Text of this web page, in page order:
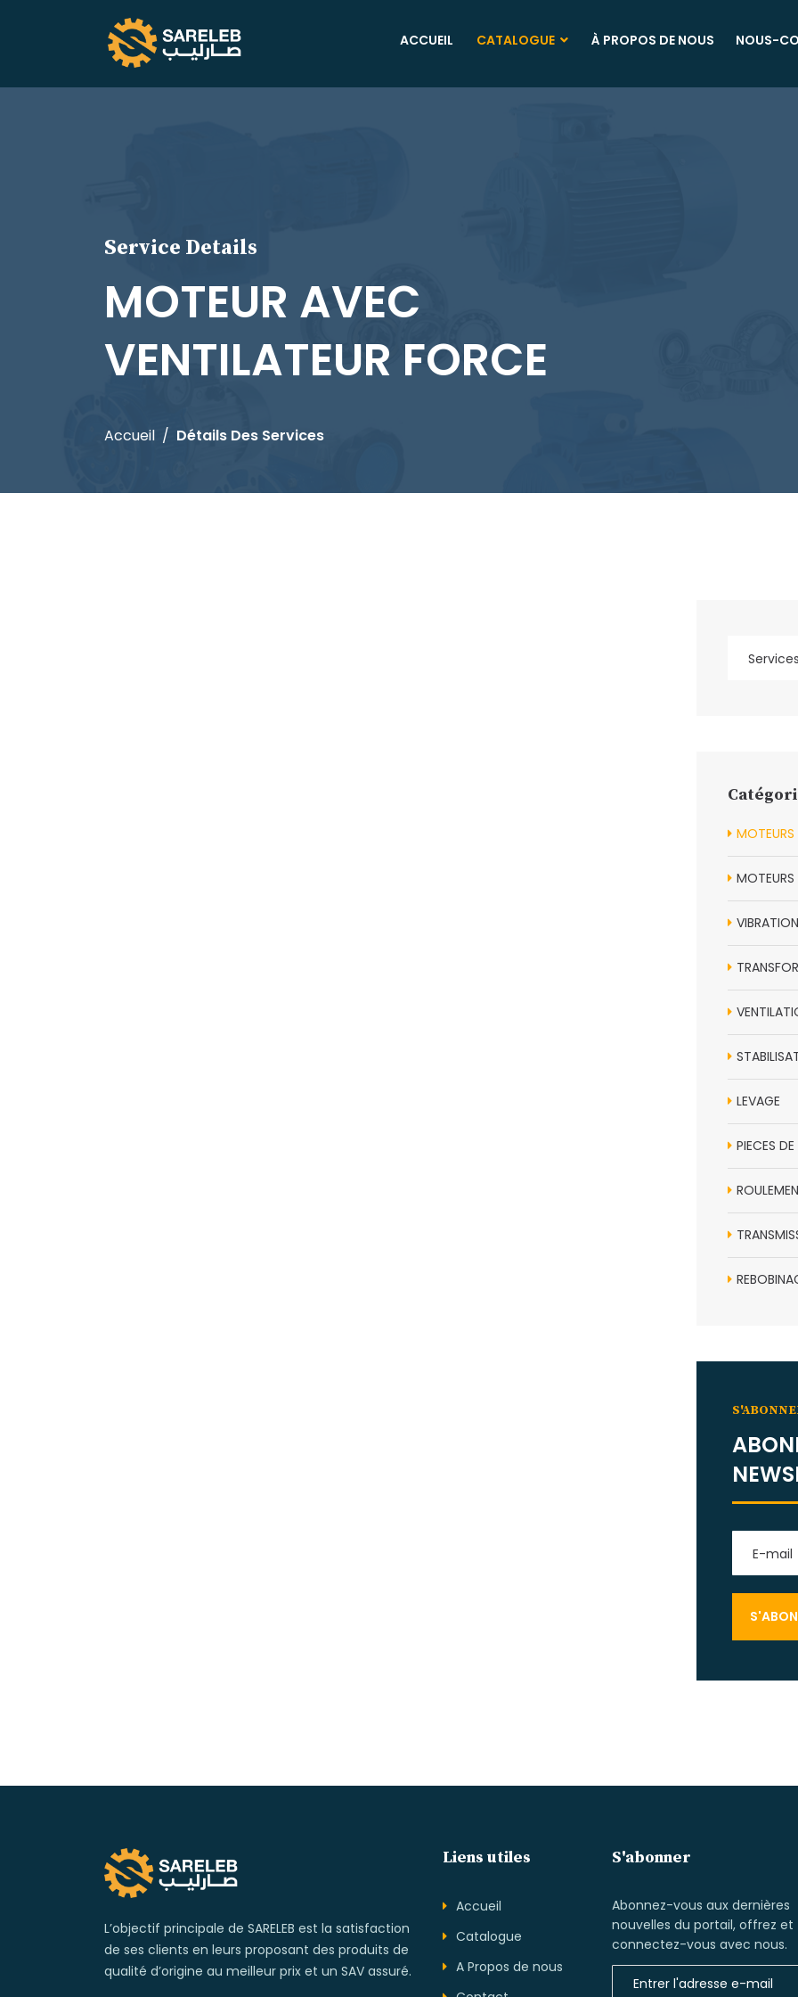
ACCUEIL CATALOGUE À PROPOS DE NOUS NOUS-
Service Details
MOTEUR AVEC
VENTILATEUR FORCE
Accueil Détails Des Services
MOTEURS
MOTEURS
VIBRATION
LEVAGE
PIECES
L’objectif principale de SARELEB est la satisfaction
de ses clients en leurs proposant des produits de
qualité d’origine au meilleur prix et un SAV assuré.
Liens utiles
Accueil
Catalogue
A Propos de nous
S'abonner
Abonnez-vous aux dernières
nouvelles du portail, offrez et
connectez-vous avec nous.